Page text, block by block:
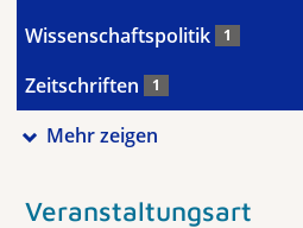
Wissenschaftspolitik 1
Zeitschriften 1
Mehr zeigen
Veranstaltungsart